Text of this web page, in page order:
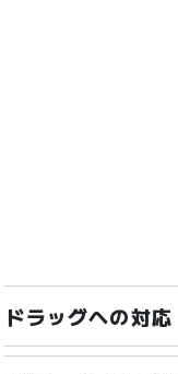
ドラッグへの対応